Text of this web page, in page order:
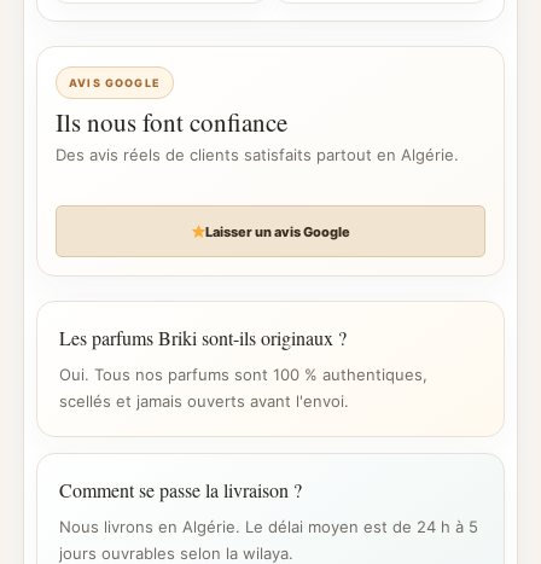
AVIS GOOGLE
Ils nous font confiance
Des avis réels de clients satisfaits partout en Algérie.
Laisser un avis Google
Les parfums Briki sont-ils originaux ?
Oui. Tous nos parfums sont 100 % authentiques,
scellés et jamais ouverts avant l'envoi.
Comment se passe la livraison ?
Nous livrons en Algérie. Le délai moyen est de 24 h à 5
jours ouvrables selon la wilaya.